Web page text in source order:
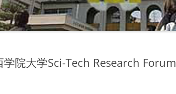
院大学Sci-Tech Research Forum